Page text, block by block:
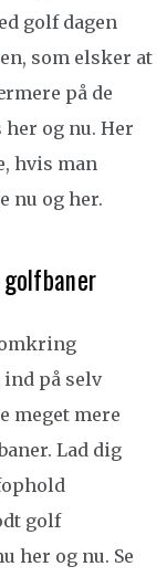
golf dagen
som elsker at
på de
og nu. Her
hvis man
nu og her.
på selv
meget mere
Lad dig
golf
her og nu. Se